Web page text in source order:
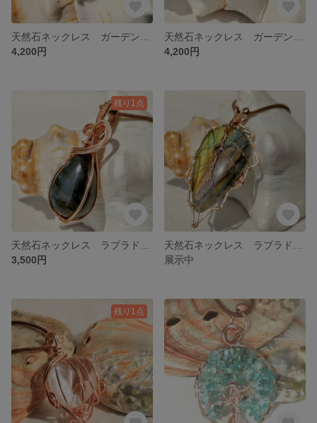
4,200円
4,200円
残り1点
3,500円
展示中
残り1点